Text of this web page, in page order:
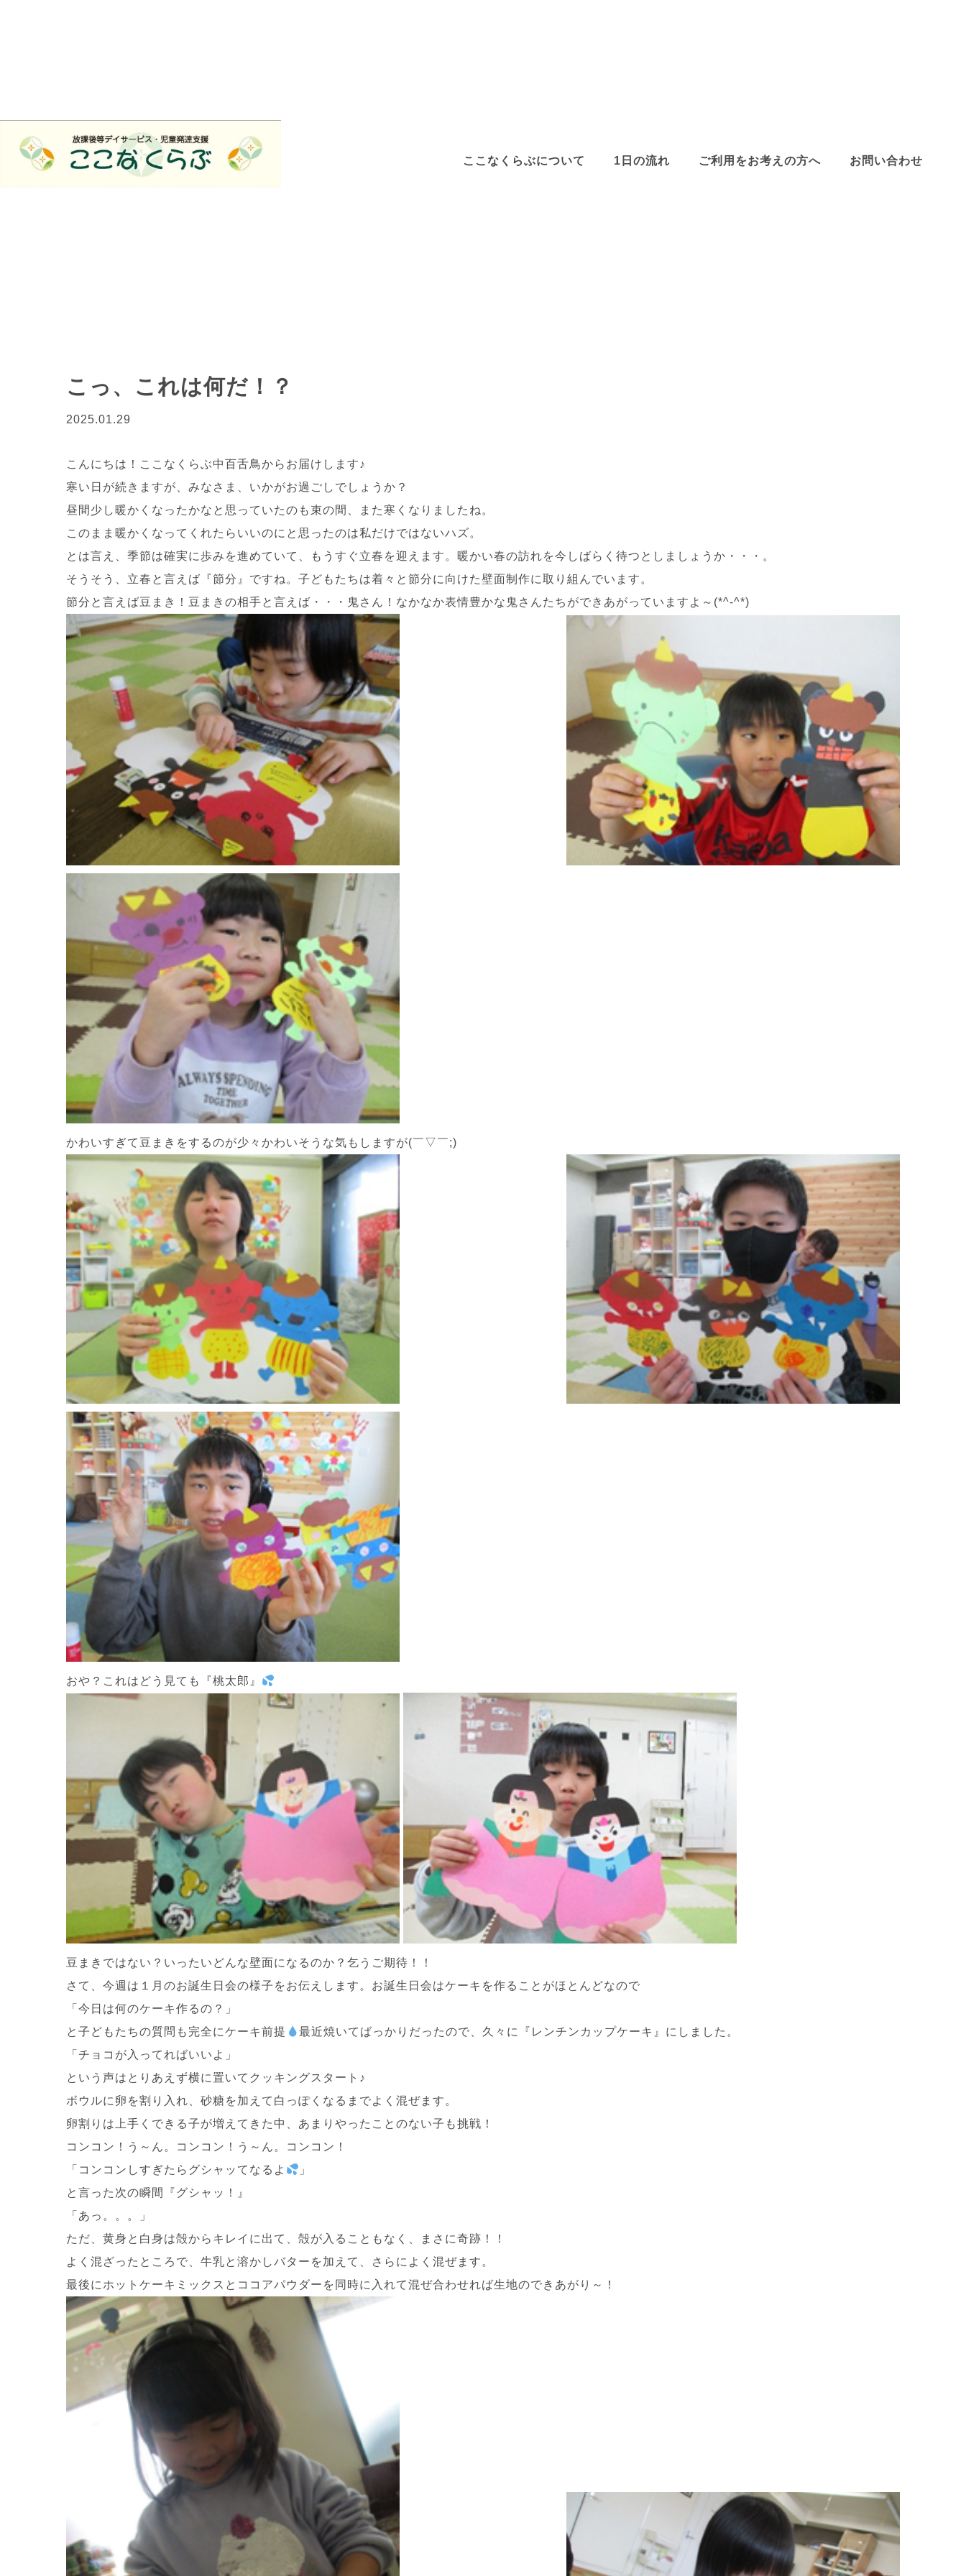
ここなくらぶについて 1日の流れ ご利用をお考えの方へ お問い合わせ
こっ、これは何だ！？
2025.01.29
こんにちは！ここなくらぶ中百舌鳥からお届けします♪
寒い日が続きますが、みなさま、いかがお過ごしでしょうか？
昼間少し暖かくなったかなと思っていたのも束の間、また寒くなりましたね。
このまま暖かくなってくれたらいいのにと思ったのは私だけではないハズ。
とは言え、季節は確実に歩みを進めていて、もうすぐ立春を迎えます。暖かい春の訪れを今しばらく待つとしましょうか・・・。
そうそう、立春と言えば『節分』ですね。子どもたちは着々と節分に向けた壁面制作に取り組んでいます。
節分と言えば豆まき！豆まきの相手と言えば・・・鬼さん！なかなか表情豊かな鬼さんたちができあがっていますよ～(*^-^*)
かわいすぎて豆まきをするのが少々かわいそうな気もしますが(￣▽￣;)
おや？これはどう見ても『桃太郎』
豆まきではない？いったいどんな壁面になるのか？乞うご期待！！
さて、今週は１月のお誕生日会の様子をお伝えします。お誕生日会はケーキを作ることがほとんどなので
「今日は何のケーキ作るの？」
と子どもたちの質問も完全にケーキ前提
最近焼いてばっかりだったので、久々に『レンチンカップケーキ』にしました。
「チョコが入ってればいいよ」
という声はとりあえず横に置いてクッキングスタート♪
ボウルに卵を割り入れ、砂糖を加えて白っぽくなるまでよく混ぜます。
卵割りは上手くできる子が増えてきた中、あまりやったことのない子も挑戦！
コンコン！う～ん。コンコン！う～ん。コンコン！
「コンコンしすぎたらグシャッてなるよ
」
と言った次の瞬間『グシャッ！』
「あっ。。。」
ただ、黄身と白身は殻からキレイに出て、殻が入ることもなく、まさに奇跡！！
よく混ざったところで、牛乳と溶かしバターを加えて、さらによく混ぜます。
最後にホットケーキミックスとココアパウダーを同時に入れて混ぜ合わせれば生地のできあがり～！